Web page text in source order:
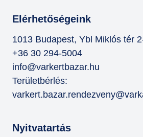
Elérhetőségeink
1013 Budapest, Ybl Miklós tér
+36 30 294-5004
info@varkertbazar.hu
Területbérlés:
Nyitvatartás